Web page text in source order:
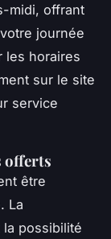
midi, offrant
journée
les horaires
sur le site
service
offerts
être
La
possibilité